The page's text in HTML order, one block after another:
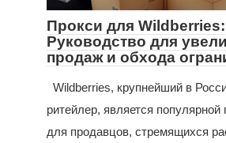
Прокси для Wildberries:
Руководство для
продаж и обхода
Wildberries, крупнейший в
ритейлер, является
для продавцов, стремящихся